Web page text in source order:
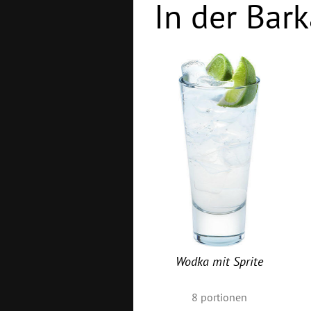
In der
Wodka mit Sprite
8 portionen